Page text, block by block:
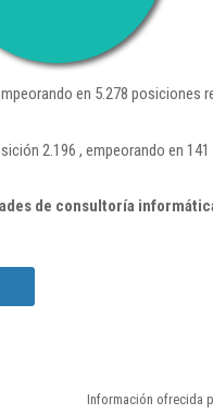
en 5.278 posiciones
2.196 , empeorando en
de consultoría
Información ofrecida